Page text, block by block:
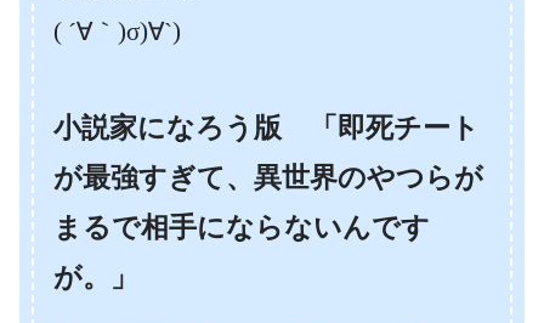
( ´∀｀)σ)∀`)
小説家になろう版 「即死チート
が最強すぎて、異世界のやつらが
まるで相手にならないんです
が。」